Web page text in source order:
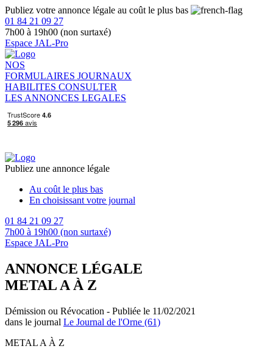
Publiez votre annonce légale au coût le plus bas
01 84 21 09 27
7h00 à 19h00 (non surtaxé)
Espace JAL-Pro
NOS
FORMULAIRES JOURNAUX
HABILITES CONSULTER
LES ANNONCES LEGALES
Publiez une annonce légale
Au coût le plus bas
En choisissant votre journal
01 84 21 09 27
7h00 à 19h00 (non surtaxé)
Espace JAL-Pro
ANNONCE LÉGALE
METAL A À Z
Démission ou Révocation - Publiée le 11/02/2021
dans le journal Le Journal de l'Orne (61)
METAL A À Z